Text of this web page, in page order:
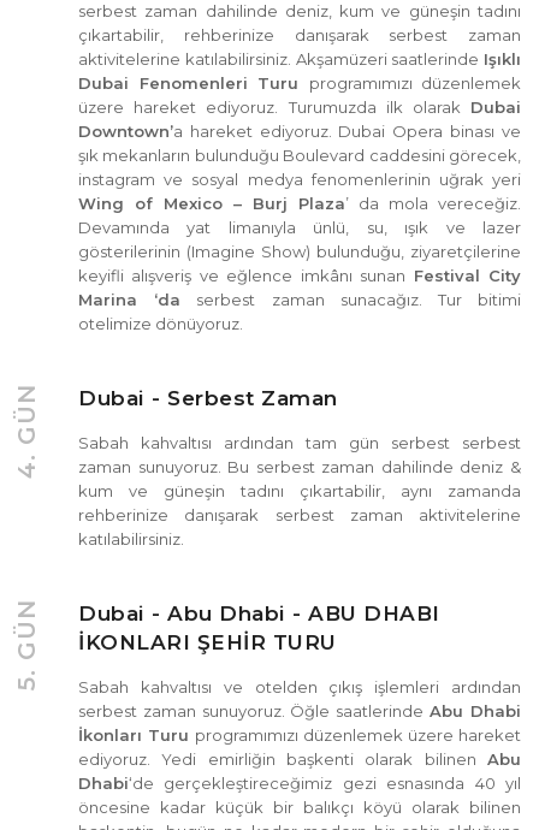
serbest zaman dahilinde deniz, kum ve güneşin tadını
çıkartabilir, rehberinize danışarak serbest zaman
aktivitelerine katılabilirsiniz. Akşamüzeri saatlerinde Işıklı
Dubai Fenomenleri Turu programımızı düzenlemek
üzere hareket ediyoruz. Turumuzda ilk olarak Dubai
Downtown’a hareket ediyoruz. Dubai Opera binası ve
şık mekanların bulunduğu Boulevard caddesini görecek,
instagram ve sosyal medya fenomenlerinin uğrak yeri
Wing of Mexico – Burj Plaza’ da mola vereceğiz.
Devamında yat limanıyla ünlü, su, ışık ve lazer
gösterilerinin (Imagine Show) bulunduğu, ziyaretçilerine
keyifli alışveriş ve eğlence imkânı sunan Festival City
Marina ‘da serbest zaman sunacağız. Tur bitimi
otelimize dönüyoruz.
4. GÜN Dubai - Serbest Zaman
Sabah kahvaltısı ardından tam gün serbest serbest
zaman sunuyoruz. Bu serbest zaman dahilinde deniz &
kum ve güneşin tadını çıkartabilir, aynı zamanda
rehberinize danışarak serbest zaman aktivitelerine
katılabilirsiniz.
5. GÜN
Dubai - Abu Dhabi - ABU DHABI
İKONLARI ŞEHİR TURU
Sabah kahvaltısı ve otelden çıkış işlemleri ardından
serbest zaman sunuyoruz. Öğle saatlerindeAbu Dhabi
İkonları Turu programımızı düzenlemek üzere hareket
ediyoruz. Yedi emirliğin başkenti olarak bilinen Abu
Dhabi‘de gerçekleştireceğimiz gezi esnasında 40 yıl
öncesine kadar küçük bir balıkçı köyü olarak bilinen